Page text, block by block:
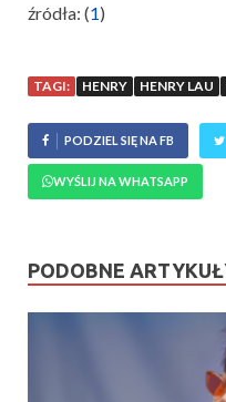
źródła: (1)
TAGI: HENRY HENRY LAU
PODZIEL SIĘ NA FB
WYŚLIJ NA WHATSAPP
PODOBNE